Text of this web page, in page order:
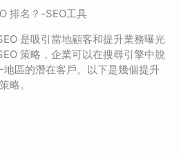
排名？-SEO工具
是吸引當地顧客和提升業務曝光
策略，企業可以在搜尋引擎中脫
區的潛在客戶。以下是幾個提升
略。